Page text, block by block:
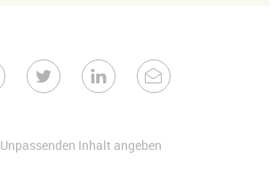
Unpassenden Inhalt angeben